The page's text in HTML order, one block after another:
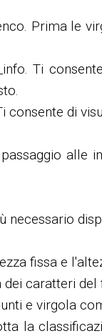
Prima le
Ti
di
fissa e
caratteri del
e virgola
la